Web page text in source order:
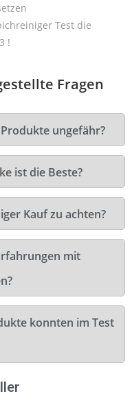
Test die
!
Fragen
ungefähr?
ist die Beste?
Kauf zu achten?
mit
konnten im Test